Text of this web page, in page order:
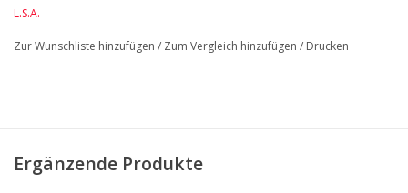
L.S.A.
Zur Wunschliste hinzufügen / Zum Vergleich hinzufügen / Drucken
Ergänzende Produkte